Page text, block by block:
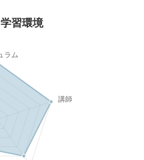
学習環境